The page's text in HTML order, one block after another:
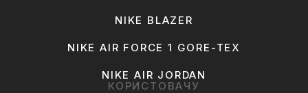
NIKE BLAZER
NIKE AIR FORCE 1 GORE-TEX
NIKE AIR JORDAN
КОРИСТОВАЧУ